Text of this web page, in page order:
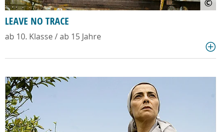
LEAVE NO TRACE
ab 10. Klasse / ab 15 Jahre